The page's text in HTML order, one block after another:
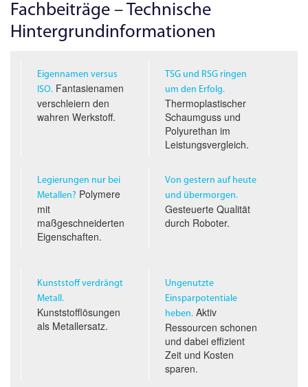
Fachbeiträge – Technische
Hintergrundinformationen
Eigennamen versus
ISO.Fantasienamen
verschleiern den
wahren Werkstoff.
TSG und RSG ringen
um den Erfolg.
Thermoplastischer
Schaumguss und
Polyurethan im
Leistungs­vergleich.
Legierungen nur bei
Metallen? Polymere
mit
maßgeschneiderten
Eigenschaften.
Von gestern auf heute
und übermorgen.
Gesteuerte Qualität
durch Roboter.
Kunststoff verdrängt
Metall.
Kunststofflösungen
als Metallersatz.
Ungenutzte
Einsparpotentiale
heben.Aktiv
Ressourcen schonen
und dabei effizient
Zeit und Kosten
sparen.